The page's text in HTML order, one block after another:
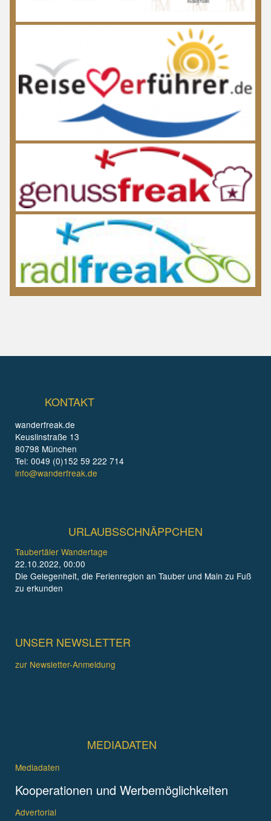
KONTAKT
wanderfreak.de
Keuslinstraße 13
80798 München
Tel: 0049 (0)152 59 222 714
info@wanderfreak.de
URLAUBSSCHNÄPPCHEN
Taubertäler Wandertage
22.10.2022, 00:00
Die Gelegenheit, die Ferienregion an Tauber und Main zu Fuß
zu erkunden
UNSER NEWSLETTER
zur Newsletter-Anmeldung
MEDIADATEN
Mediadaten
Kooperationen und Werbemöglichkeiten
Advertorial